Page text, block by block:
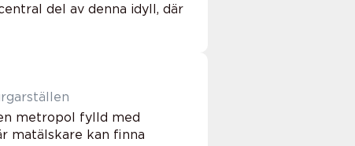
del av denna idyll, där
metropol fylld med
matälskare kan finna